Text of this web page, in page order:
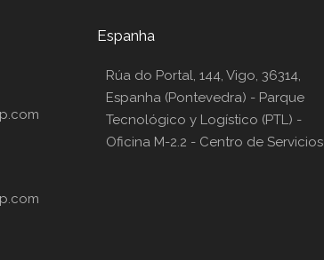
Espanha
Rúa do Portal, 144, Vigo, 36314,
Espanha (Pontevedra) - Parque
Tecnológico y Logístico (PTL) -
Oficina M-2.2 - Centro de Servicios